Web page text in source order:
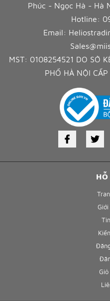
HỖ
Phúc - Ngọc Hà - Hà
Hotline:
Email:
MST: 0108254521 DO SỞ
PHỐ HÀ NỘI